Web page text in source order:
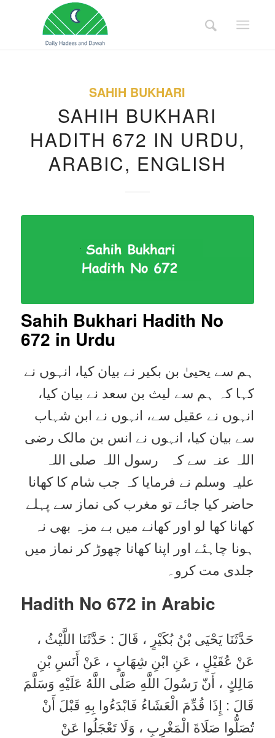
SAHIH BUKHARI
SAHIH BUKHARI
HADITH 672 IN URDU,
ARABIC, ENGLISH
Sahih Bukhari Hadith No
672 in Urdu
ہم سے یحییٰ بن بکیر نے بیان کیا، انہوں نے
کہا کہ ہم سے لیث بن سعد نے بیان کیا،
انہوں نے عقیل سے، انہوں نے ابن شہاب
سے بیان کیا، انہوں نے انس بن مالک رضی
اللہ عنہ سے کہ رسول اللہ صلی اللہ
علیہ وسلم نے فرمایا کہ جب شام کا کھانا
حاضر کیا جائے تو مغرب کی نماز سے پہلے
کھانا کھا لو اور کھانے میں بے مزہ بھی نہ
ہونا چاہئے اور اپنا کھانا چھوڑ کر نماز میں
جلدی مت کرو۔
Hadith No 672 in Arabic
حَدَّثَنَا يَحْيَى بْنُ بُكَيْرٍ ، قَالَ : حَدَّثَنَا اللَّيْثُ ،
عَنْ عُقَيْلٍ ، عَنِ ابْنِ شِهَابٍ ، عَنْ أَنَسِ بْنِ
مَالِكٍ ، أَنّ رَسُولَ اللَّهِ صَلَّى اللَّهُ عَلَيْهِ وَسَلَّمَ
قَالَ : إِذَا قُدِّمَ الْعَشَاءُ فَابْدَءُوا بِهِ قَبْلَ أَنْ
تُصَلُّوا صَلَاةَ الْمَغْرِبِ ، وَلَا تَعْجَلُوا عَنْ